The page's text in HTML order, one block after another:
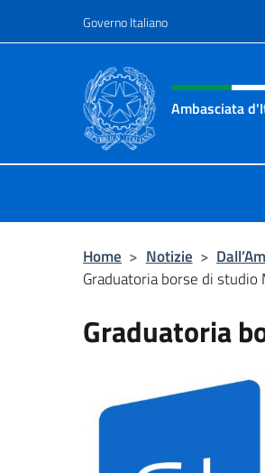
Governo Italiano
Intestazione sito,
Ambasciata
Home > Notizie >
Graduatoria borse di
Graduatoria